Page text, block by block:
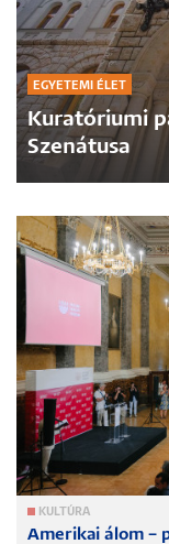
EGYETEMI ÉLET
Kuratóriumi
Szenátusa
KULTÚRA
Amerikai álom –